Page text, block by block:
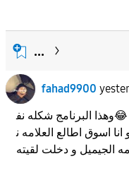
...
fahad9900
البرنامج شكله نف
اسوق اطالع العلامه ن